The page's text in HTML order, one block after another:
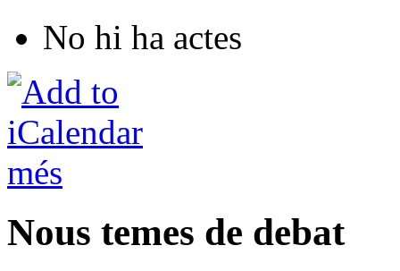
No hi ha actes
més
Nous temes de debat